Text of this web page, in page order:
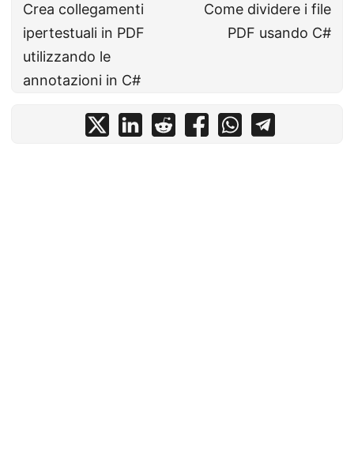
Crea collegamenti
ipertestuali in PDF
utilizzando le
annotazioni in C#
Come dividere i file
PDF usando C#